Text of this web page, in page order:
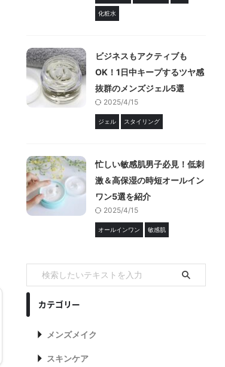
化粧水
ビジネスもアクティブも
OK！1日中キープするツヤ感
抜群のメンズジェル5選
2025/4/15
ジェル スタイリング
忙しい敏感肌男子必見！低刺
激＆高保湿の時短オールイン
ワン5選を紹介
2025/4/15
オールインワン 敏感肌
カテゴリー
メンズメイク
スキンケア